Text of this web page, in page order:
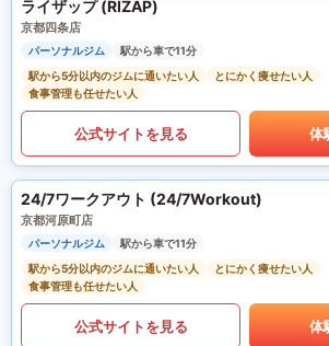
ライザップ (RIZAP)
京都四条店
パーソナルジム
駅から車で11分
駅から5分以内のジムに通いたい人
とにかく痩せたい人
食事管理も任せたい人
公式サイトを見る 体
24/7ワークアウト (24/7Workout)
京都河原町店
パーソナルジム
駅から車で11分
駅から5分以内のジムに通いたい人
とにかく痩せたい人
食事管理も任せたい人
公式サイトを見る 体